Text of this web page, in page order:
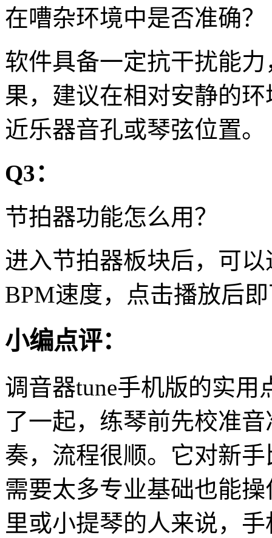
在嘈杂环境中是否准确？
软件具备一定抗干扰能
果，建议在相对安静的
近乐器音孔或琴弦位置。
Q3：
节拍器功能怎么用？
进入节拍器板块后，可
BPM速度，点击播放后
小编点评：
调音器tune手机版的实
了一起，练琴前先校准
奏，流程很顺。它对新
需要太多专业基础也能
里或小提琴的人来说，